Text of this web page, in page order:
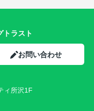
トラスト
お問い合わせ
ィ所沢1F